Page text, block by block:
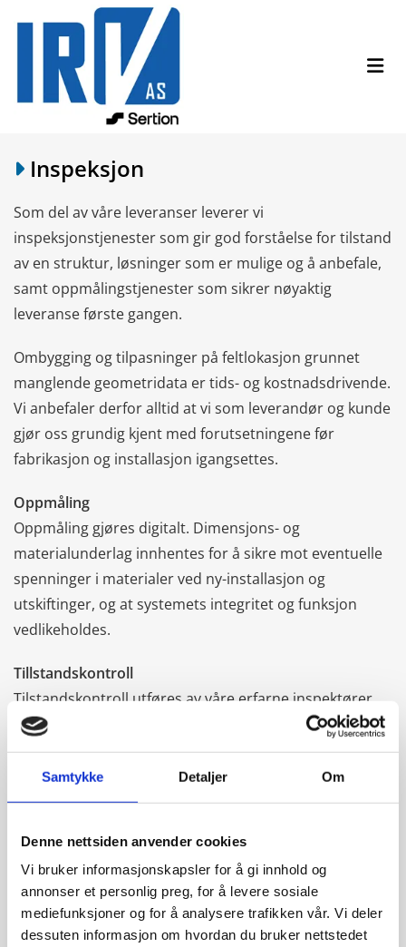
Samtykke Detaljer Om
Denne nettsiden anvender cookies
Vi bruker informasjonskapsler for å gi innhold og
annonser et personlig preg, for å levere sosiale
mediefunksjoner og for å analysere trafikken vår. Vi deler
dessuten informasjon om hvordan du bruker nettstedet
 Inspeksjon
Som del av våre leveranser leverer vi
inspeksjonstjenester som gir god forståelse for tilstand
av en struktur, løsninger som er mulige og å anbefale,
samt oppmålingstjenester som sikrer nøyaktig
leveranse første gangen.
Ombygging og tilpasninger på feltlokasjon grunnet
manglende geometridata er tids- og kostnadsdrivende.
Vi anbefaler derfor alltid at vi som leverandør og kunde
gjør oss grundig kjent med forutsetningene før
fabrikasjon og installasjon igangsettes.
Oppmåling
Oppmåling gjøres digitalt. Dimensjons- og
materialunderlag innhentes for å sikre mot eventuelle
spenninger i materialer ved ny-installasjon og
utskiftinger, og at systemets integritet og funksjon
vedlikeholdes.
Tillstandskontroll
Tilstandskontroll utføres av våre erfarne inspektører,
både visuelt og instrumentert.
Vi har sammarbeid med NDT firma (3-part) som holder
metoder og kategorier (UT, VT, XT, ET).